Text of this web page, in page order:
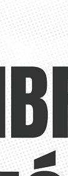
Moros y
llena de
de
Mora
de